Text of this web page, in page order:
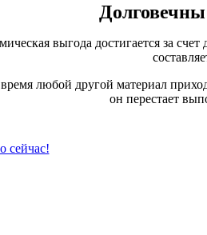
выгода достигается за
любой другой материал
он перестает
сейчас!